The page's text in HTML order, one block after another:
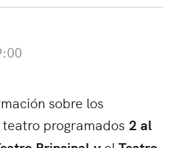
sobre los
programados 2 al